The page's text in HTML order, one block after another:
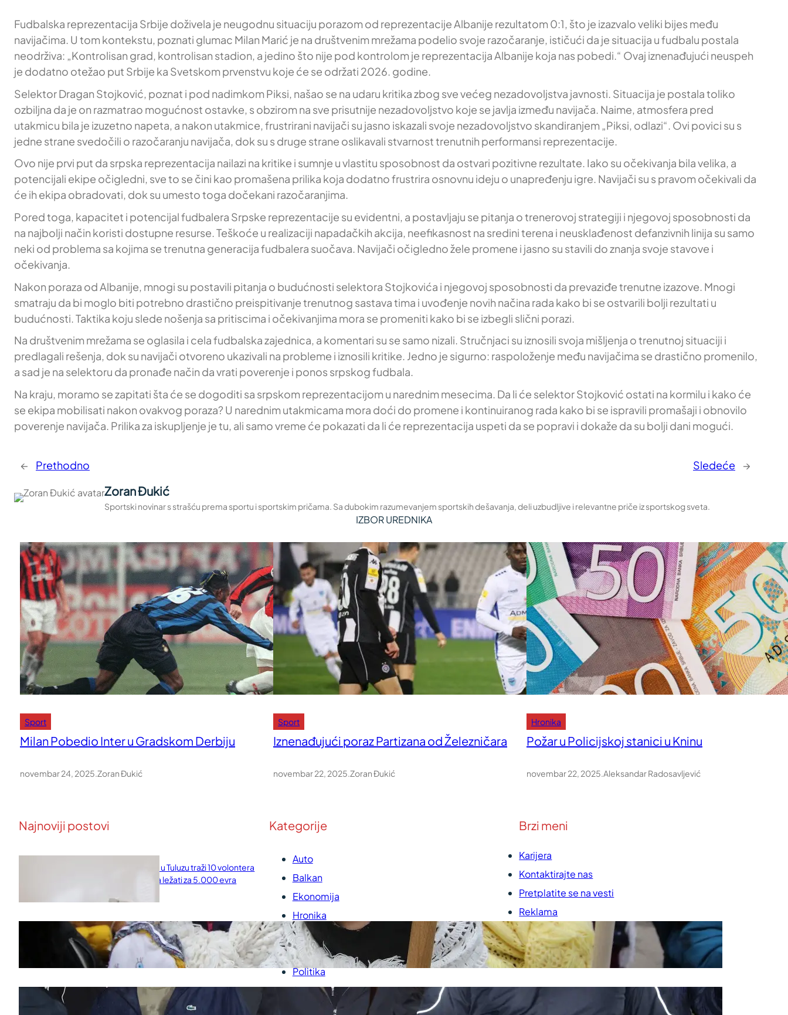
Fudbalska reprezentacija Srbije doživela je neugodnu situaciju porazom od reprezentacije Albanije rezultatom 0:1, što je izazvalo veliki bijes među
navijačima. U tom kontekstu, poznati glumac Milan Marić je na društvenim mrežama podelio svoje razočaranje, ističući da je situacija u fudbalu postala
neodrživa: „Kontrolisan grad, kontrolisan stadion, a jedino što nije pod kontrolom je reprezentacija Albanije koja nas pobedi.“ Ovaj iznenađujući neuspeh
je dodatno otežao put Srbije ka Svetskom prvenstvu koje će se održati 2026. godine.
Selektor Dragan Stojković, poznat i pod nadimkom Piksi, našao se na udaru kritika zbog sve većeg nezadovoljstva javnosti. Situacija je postala toliko
ozbiljna da je on razmatrao mogućnost ostavke, s obzirom na sve prisutnije nezadovoljstvo koje se javlja između navijača. Naime, atmosfera pred
utakmicu bila je izuzetno napeta, a nakon utakmice, frustrirani navijači su jasno iskazali svoje nezadovoljstvo skandiranjem „Piksi, odlazi“. Ovi povici su s
jedne strane svedočili o razočaranju navijača, dok su s druge strane oslikavali stvarnost trenutnih performansi reprezentacije.
Ovo nije prvi put da srpska reprezentacija nailazi na kritike i sumnje u vlastitu sposobnost da ostvari pozitivne rezultate. Iako su očekivanja bila velika, a
potencijali ekipe očigledni, sve to se čini kao promašena prilika koja dodatno frustrira osnovnu ideju o unapređenju igre. Navijači su s pravom očekivali da
će ih ekipa obradovati, dok su umesto toga dočekani razočaranjima.
Pored toga, kapacitet i potencijal fudbalera Srpske reprezentacije su evidentni, a postavljaju se pitanja o trenerovoj strategiji i njegovoj sposobnosti da
na najbolji način koristi dostupne resurse. Teškoće u realizaciji napadačkih akcija, neefikasnost na sredini terena i neusklađenost defanzivnih linija su samo
neki od problema sa kojima se trenutna generacija fudbalera suočava. Navijači očigledno žele promene i jasno su stavili do znanja svoje stavove i
očekivanja.
Nakon poraza od Albanije, mnogi su postavili pitanja o budućnosti selektora Stojkovića i njegovoj sposobnosti da prevaziđe trenutne izazove. Mnogi
smatraju da bi moglo biti potrebno drastično preispitivanje trenutnog sastava tima i uvođenje novih načina rada kako bi se ostvarili bolji rezultati u
budućnosti. Taktika koju slede nošenja sa pritiscima i očekivanjima mora se promeniti kako bi se izbegli slični porazi.
Na društvenim mrežama se oglasila i cela fudbalska zajednica, a komentari su se samo nizali. Stručnjaci su iznosili svoja mišljenja o trenutnoj situaciji i
predlagali rešenja, dok su navijači otvoreno ukazivali na probleme i iznosili kritike. Jedno je sigurno: raspoloženje među navijačima se drastično promenilo,
a sad je na selektoru da pronađe način da vrati poverenje i ponos srpskog fudbala.
Na kraju, moramo se zapitati šta će se dogoditi sa srpskom reprezentacijom u narednim mesecima. Da li će selektor Stojković ostati na kormilu i kako će
se ekipa mobilisati nakon ovakvog poraza? U narednim utakmicama mora doći do promene i kontinuiranog rada kako bi se ispravili promašaji i obnovilo
poverenje navijača. Prilika za iskupljenje je tu, ali samo vreme će pokazati da li će reprezentacija uspeti da se popravi i dokaže da su bolji dani mogući.
← Prethodno Sledeće →
Zoran Đukić
Sportski novinar s strašću prema sportu i sportskim pričama. Sa dubokim razumevanjem sportskih dešavanja, deli uzbudljive i relevantne priče iz sportskog sveta.
IZBOR UREDNIKA
Sport
Milan Pobedio Inter u Gradskom Derbiju
novembar 24, 2025.Zoran Đukić
Sport
Iznenađujući poraz Partizana od Železničara
novembar 22, 2025.Zoran Đukić
Hronika
Požar u Policijskoj stanici u Kninu
novembar 22, 2025.Aleksandar Radosavljević
Najnoviji postovi
Naučni institut u Tuluzu traži 10 volontera
koji će 10 dana ležati za 5.000 evra
Saveti za Zdrav Božićni Post 2025
novembar 28, 2025
Doček legende Željka Obradovića
Kategorije
Auto
Balkan
Ekonomija
Hronika
Kultura
Medicina
Politika
Sport
Brzi meni
Karijera
Kontaktirajte nas
Pretplatite se na vesti
Reklama
Urednička politika
Pravila korišćenja